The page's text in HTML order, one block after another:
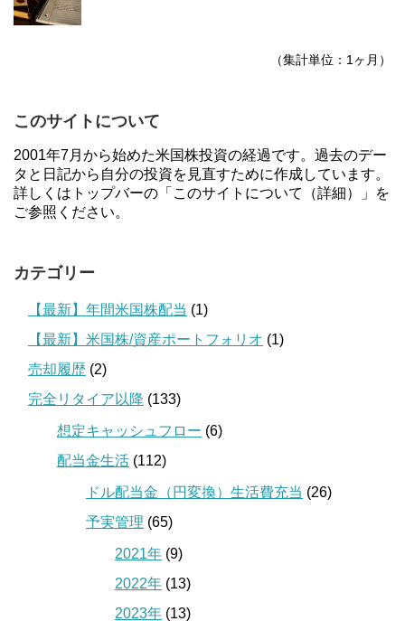
（集計単位：1ヶ月）
このサイトについて
2001年7月から始めた米国株投資の経過です。過去のデー
タと日記から自分の投資を見直すために作成しています。
詳しくはトップバーの「このサイトについて（詳細）」を
ご参照ください。
カテゴリー
【最新】年間米国株配当 (1)
【最新】米国株/資産ポートフォリオ (1)
売却履歴 (2)
完全リタイア以降 (133)
想定キャッシュフロー (6)
配当金生活 (112)
ドル配当金（円変換）生活費充当 (26)
予実管理 (65)
2021年 (9)
2022年 (13)
2023年 (13)